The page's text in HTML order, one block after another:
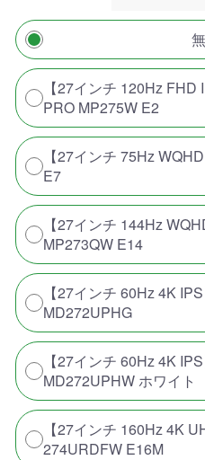
【27インチ 120Hz
PRO MP275W E2
【27インチ 75Hz
E7
【27インチ 144Hz
MP273QW E14
【27インチ 60Hz 4K
MD272UPHG
【27インチ 60Hz 4K
MD272UPHW ホワイト
【27インチ 160Hz 4K
274URDFW E16M